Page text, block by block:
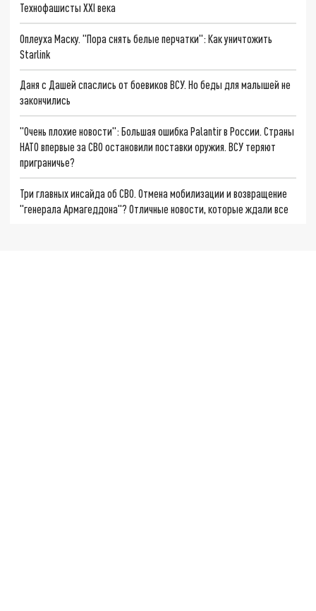
Технофашисты XXI века
Оплеуха Маску. "Пора снять белые перчатки": Как уничтожить
Starlink
Даня с Дашей спаслись от боевиков ВСУ. Но беды для малышей не
закончились
"Очень плохие новости": Большая ошибка Palantir в России. Страны
НАТО впервые за СВО остановили поставки оружия. ВСУ теряют
приграничье?
Три главных инсайда об СВО. Отмена мобилизации и возвращение
"генерала Армагеддона"? Отличные новости, которые ждали все